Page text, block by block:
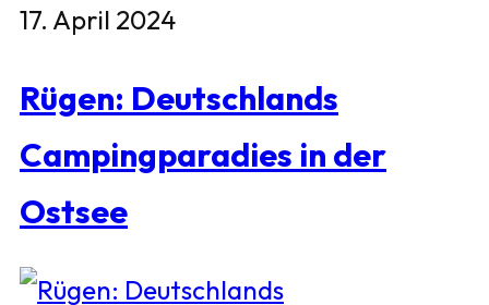
17. April 2024
Rügen: Deutschlands
Campingparadies in der
Ostsee